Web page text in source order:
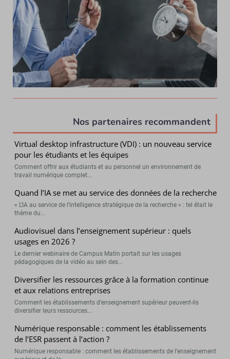
Nos partenaires recommandent
Virtual desktop infrastructure (VDI) : un nouveau service
pour les étudiants et les équipes
Comment offrir aux étudiants et au personnel un environnement de
travail numérique complet...
Quand l’IA se met au service des données de la recherche
« L’IA au service de l’intelligence stratégique de la recherche » : tel était le
thème du...
Audiovisuel dans l’enseignement supérieur : quels
usages en 2026 ?
Le dernier webinaire de Campus Matin portait sur les usages
pédagogiques de la vidéo au sein des...
Diversifier les ressources grâce à la formation continue
et aux relations entreprises
Comment les établissements d’enseignement supérieur peuvent-ils
diversifier leurs ressources...
Numérique responsable : comment les établissements
de l’ESR passent à l’action ?
Numérique responsable : comment les établissements de l’enseignement